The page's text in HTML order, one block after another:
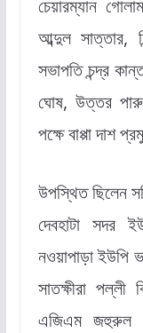
চেয়ারম্যান
আব্দুল সাত্তার,
সভাপতি চন্দ্র
ঘোষ, উত্তর
পক্ষে বাপ্পা দাশ
উপস্থিত ছিলেন
দেবহাটা সদর
নওয়াপাড়া ইউপি
সাতক্ষীরা পল্লী
এজিএম জহুরুল